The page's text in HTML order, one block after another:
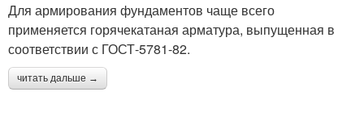
Для армирования фундаментов чаще всего
применяется горячекатаная арматура, выпущенная в
соответствии с ГОСТ-5781-82.
читать дальше →